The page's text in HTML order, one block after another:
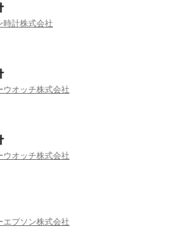
時計株式会社
ウオッチ株式会社
ウオッチ株式会社
エプソン株式会社